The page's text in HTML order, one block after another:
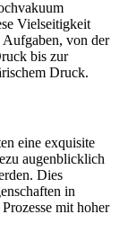
Vielseitigkeit
von der
bis zur
Druck.
eine exquisite
augenblicklich
Dies
in
mit hoher